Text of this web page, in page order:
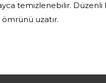
temizlenebilir. Düzenli
ömrünü uzatır.